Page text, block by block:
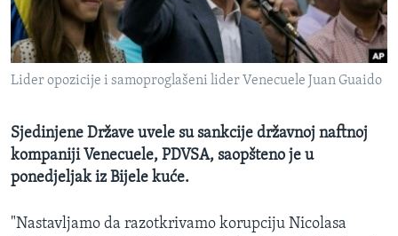
MAGAZIN
O GLASU AMERIKE
PRATITE NAS
Jezici
Lider opozicije i samoproglašeni lider Venecuele Juan Guaido
Sjedinjene Države uvele su sankcije državnoj naftnoj
kompaniji Venecuele, PDVSA, saopšteno je u
ponedjeljak iz Bijele kuće.
"Nastavljamo da razotkrivamo korupciju Nicolasa